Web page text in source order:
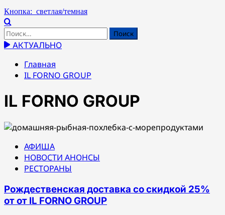
Кнопка: светлая/темная
Найти:
АКТУАЛЬНО
Главная
IL FORNO GROUP
IL FORNO GROUP
АФИША
НОВОСТИ АНОНСЫ
РЕСТОРАНЫ
Рождественская доставка со скидкой 25%
от от IL FORNO GROUP